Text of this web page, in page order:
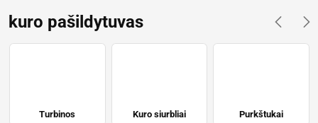
kuro pašildytuvas
Turbinos Kuro siurbliai Purkštukai